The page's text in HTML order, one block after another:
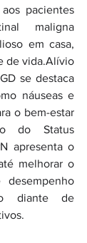
pacientes
maligna
em casa,
de vida.Alívio
se destaca
náuseas e
o bem-estar
do Status
apresenta o
melhorar o
diante de